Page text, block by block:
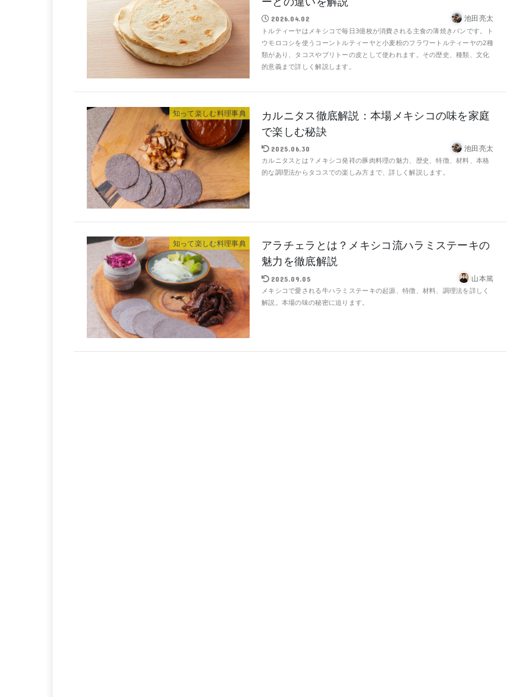
2026.04.02 池田亮太
トルティーヤはメキシコで毎日3億枚が消費される主食の薄焼きパンです。ト
ウモロコシを使うコーントルティーヤと小麦粉のフラワートルティーヤの2種
類があり、タコスやブリトーの皮として使われます。その歴史、種類、文化
的意義まで詳しく解説します。
知って楽しむ料理事典
カルニタス徹底解説：本場メキシコの味を家庭
で楽しむ秘訣
2025.06.30 池田亮太
カルニタスとは？メキシコ発祥の豚肉料理の魅力、歴史、特徴、材料、本格
的な調理法からタコスでの楽しみ方まで、詳しく解説します。
知って楽しむ料理事典
アラチェラとは？メキシコ流ハラミステーキの
魅力を徹底解説
2025.09.05 山本篤
メキシコで愛される牛ハラミステーキの起源、特徴、材料、調理法を詳しく
解説。本場の味の秘密に迫ります。